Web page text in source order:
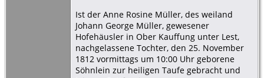
Ist der Anne Rosine Müller, des weiland
Johann George Müller, gewesener
Hofehäusler in Ober Kauffung unter Lest,
nachgelassene Tochter, den 25. November
1812 vormittags um 10:00 Uhr geborene
Söhnlein zur heiligen Taufe gebracht und